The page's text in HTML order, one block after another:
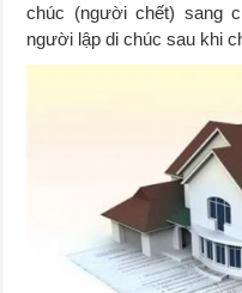
chúc (người chết) sang
người lập di chúc sau khi